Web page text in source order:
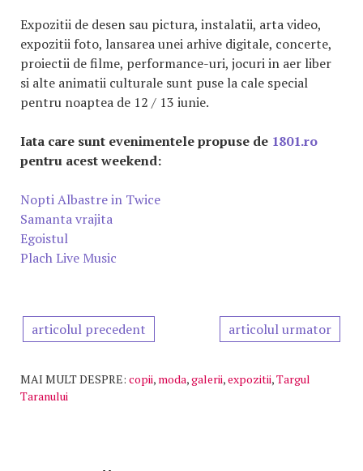
Expozitii de desen sau pictura, instalatii, arta video,
expozitii foto, lansarea unei arhive digitale, concerte,
proiectii de filme, performance-uri, jocuri in aer liber
si alte animatii culturale sunt puse la cale special
pentru noaptea de 12 / 13 iunie.
Iata care sunt evenimentele propuse de 1801.ro
pentru acest weekend:
Nopti Albastre in Twice
Samanta vrajita
Egoistul
Plach Live Music
articolul precedent articolul urmator
MAI MULT DESPRE: copii, moda,galerii,expozitii,Targul
Taranului